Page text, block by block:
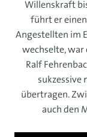
Willenskraft
führt er
Angestellten im
wechselte, war
Ralf
sukzessive
übertragen.
auch den